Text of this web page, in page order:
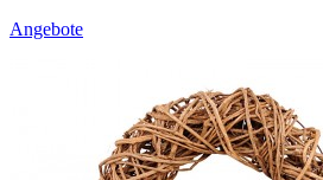
Angebote